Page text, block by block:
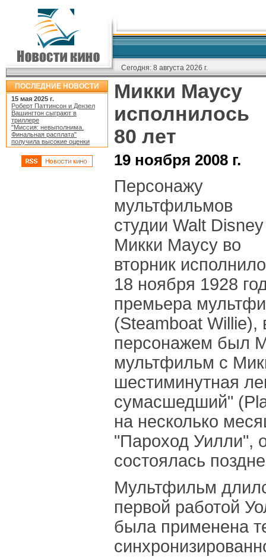
Сегодня: 8 августа 2026 г.
ПОСЛЕДНИЕ НОВОСТИ
15 мая 2025 г.
Роберт Паттинсон и Дензел
Вашингтон сыграют в
триллере
"Миссия: невыполнима.
Финальная расплата"
получила высокие оценки
Микки Маусу
исполнилось
80 лет
19 ноября 2008 г.
Персонажу
мультфильмов
студии Walt Disney
Микки Маусу во
вторник
18 ноября 1928
премьера
(Steamboat Willie),
персонажем был
мультфильм с
шестиминутная
сумасшедший"
на несколько
"Пароход Уилли",
состоялась
Мультфильм
первой работой
была применена